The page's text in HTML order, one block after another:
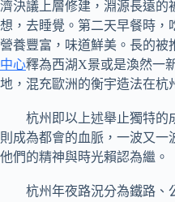
濟決議上層修建，淵源長遠的
想，去睡覺。第二天早餐時，
營養豐富，味道鮮美。長的被
中心釋為西湖X景或是渙然一
地，混充歐洲的衡宇造法在杭
杭州即以上述舉止獨特的
則成為都會的血脈，一波又
他們的精神與時光賴認為繼。
杭州年夜路況分為鐵路、